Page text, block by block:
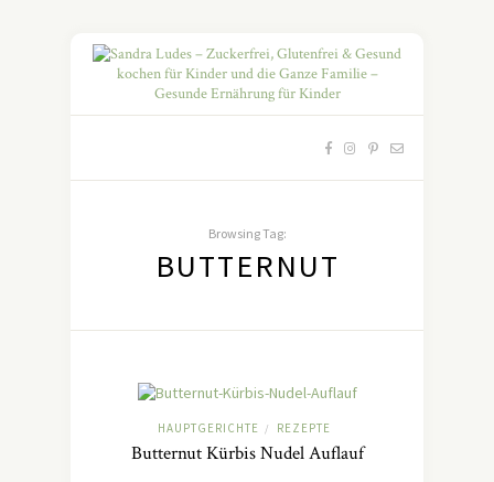
Browsing Tag:
BUTTERNUT
HAUPTGERICHTE / REZEPTE
Butternut Kürbis Nudel Auflauf